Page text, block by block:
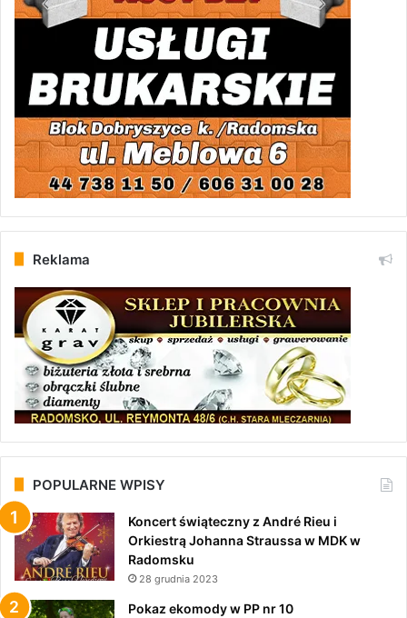
Reklama
POPULARNE WPISY
Koncert świąteczny z André Rieu i
Orkiestrą Johanna Straussa w MDK w
Radomsku
28 grudnia 2023
Pokaz ekomody w PP nr 10